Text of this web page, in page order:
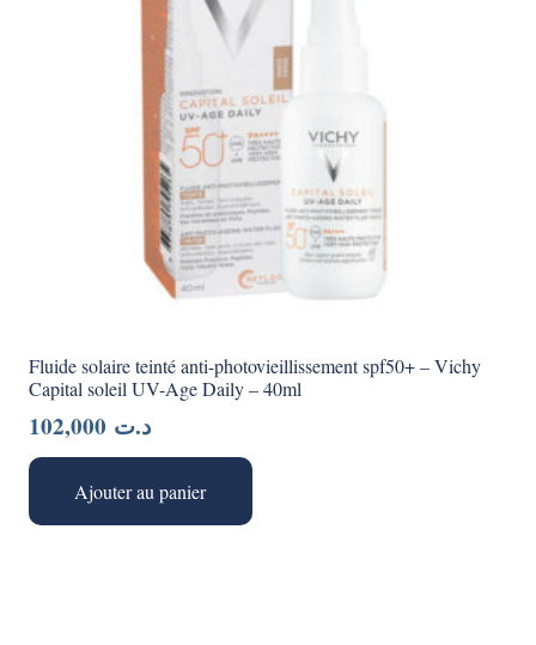
Fluide solaire teinté anti-photovieillissement spf50+ – Vichy
Capital soleil UV-Age Daily – 40ml
د.ت
Ajouter au panier